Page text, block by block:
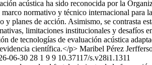
acústica ha sido reconocida por la
normativo y técnico internacional para
planes de acción. Asimismo, se contrasta
limitaciones institucionales y
de tecnologías de evaluación acústica
científica.</p> Maribel Pérez
06-30 28 1 9 9 10.37117/s.v28i1.1311